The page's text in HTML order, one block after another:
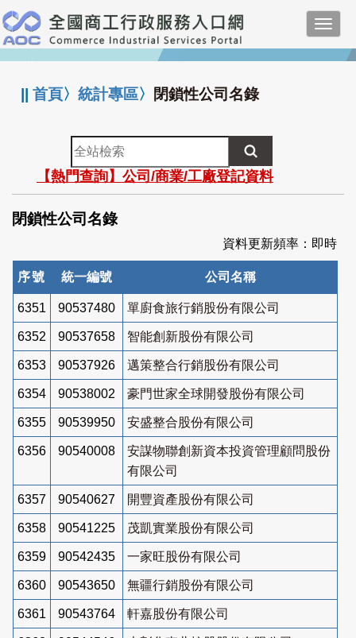
跳
到
主
要
:::
||首頁〉統計專區〉 閉鎖性公司名錄
全
站
檢
索
【熱門查詢】公司/商業/工廠登記資料
閉鎖性公司名錄
資料更新頻率：即時
序號 統一編號 公司名稱
6351 90537480 單廚食旅行銷股份有限公司
6352 90537658 智能創新股份有限公司
6353 90537926 邁策整合行銷股份有限公司
6354 90538002 豪門世家全球開發股份有限公司
6355 90539950 安盛整合股份有限公司
6356 90540008
安謀物聯創新資本投資管理顧問股份
有限公司
6357 90540627 開豐資產股份有限公司
6358 90541225 茂凱實業股份有限公司
6359 90542435 一家旺股份有限公司
6360 90543650 無疆行銷股份有限公司
6361 90543764 軒嘉股份有限公司